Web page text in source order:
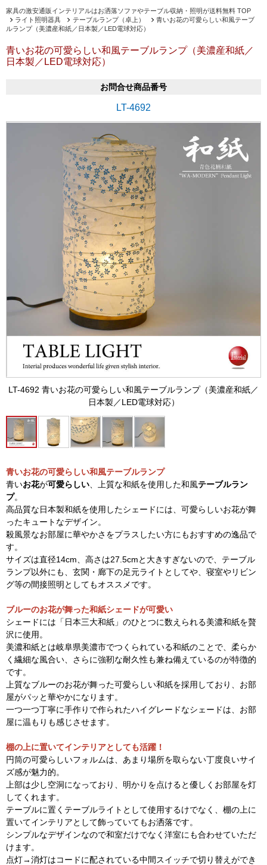
家具の激安通販インテリアルはお洒落ソファやテーブル収納・照明が送料無料 TOP
ライト照明器具
テーブルランプ（卓上）
青いお花の可愛らしい和風テーブ
ルランプ（美濃産和紙／日本製／LED電球対応）
青いお花の可愛らしい和風テーブルランプ（美濃産和紙／
日本製／LED電球対応）
お問合せ商品番号
LT-4692
LT-4692 青いお花の可愛らしい和風テーブルランプ（美濃産和紙／
日本製／LED電球対応）
青いお花の可愛らしい和風テーブルランプ
青いお花が可愛らしい 、上質な和紙を使用した和風テーブルラン
プ。
高品質な日本製和紙を使用したシェードには、可愛らしいお花が舞
ったキュートなデザイン。
殺風景なお部屋に華やかさをプラスしたい方にもおすすめの逸品で
す。
サイズは直径14cm、高さは27.5cmと大きすぎないので、テーブル
ランプ以外にも、玄関・廊下の足元ライトとしてや、寝室やリビン
グ等の間接照明としてもオススメです。
ブルーのお花が舞った和紙シェードが可愛い
シェードには「日本三大和紙」のひとつに数えられる美濃和紙を贅
沢に使用。
美濃和紙とは岐阜県美濃市でつくられている和紙のことで、柔らか
く繊細な風合い、さらに強靭な耐久性も兼ね備えているのが特徴的
です。
上質なブルーのお花が舞った可愛らしい和紙を採用しており、お部
屋がパッと華やかになります。
一つ一つ丁寧に手作りで作られたハイグレードなシェードは、お部
屋に温もりも感じさせます。
棚の上に置いてインテリアとしても活躍！
円筒の可愛らしいフォルムは、あまり場所を取らない丁度良いサイ
ズ感が魅力的。
上部は少し空洞になっており、明かりを点けると優しくお部屋を灯
してくれます。
テーブルに置くテーブルライトとして使用するけでなく、棚の上に
置いてインテリアとして飾っていてもお洒落です。
シンプルなデザインなので和室だけでなく洋室にも合わせていただ
けます。
点灯→消灯はコードに配されている中間スイッチで切り替えができ